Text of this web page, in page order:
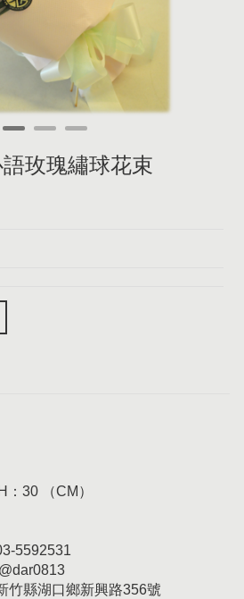
玫瑰繡球花束
30 （CM）
5592531
竹縣湖口鄉新興路356號